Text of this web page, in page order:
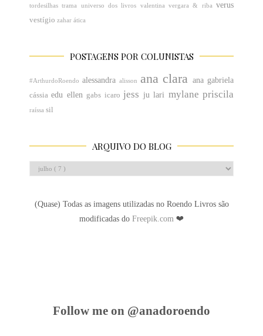
tordesilhas trama universo dos livros valentina vergara & riba verus
vestígio zahar ática
POSTAGENS POR COLUNISTAS
#ArthurdoRoendo alessandra alisson ana clara ana gabriela
cássia edu ellen gabs icaro jess ju lari mylane priscila
raíssa sil
ARQUIVO DO BLOG
(Quase) Todas as imagens utilizadas no Roendo Livros são
modificadas do Freepik.com ❤
Follow me on @anadoroendo